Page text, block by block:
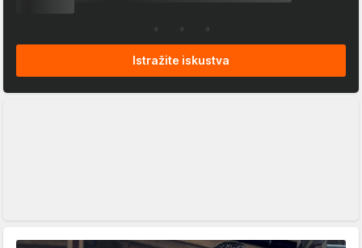
Istražite iskustva